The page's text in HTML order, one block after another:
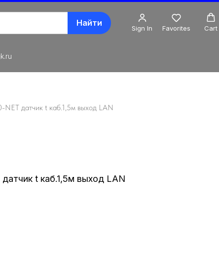
Найти
Sign In Favorites Cart
NET датчик t каб.1,5м выход LAN
t каб.1,5м выход LAN